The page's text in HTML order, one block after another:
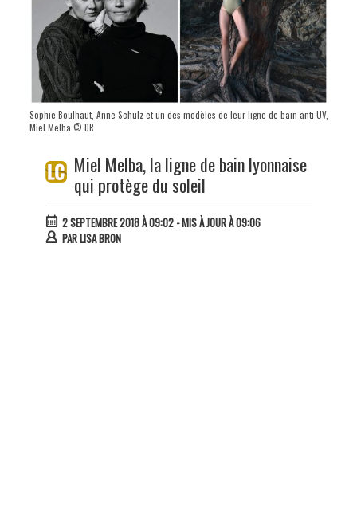
Sophie Boulhaut, Anne Schulz et un des modèles de leur ligne de bain anti-UV,
Miel Melba © DR
Miel Melba, la ligne de bain lyonnaise
qui protège du soleil
2 SEPTEMBRE 2018 À 09:02- MIS À JOUR À 09:06
PARLISA BRON